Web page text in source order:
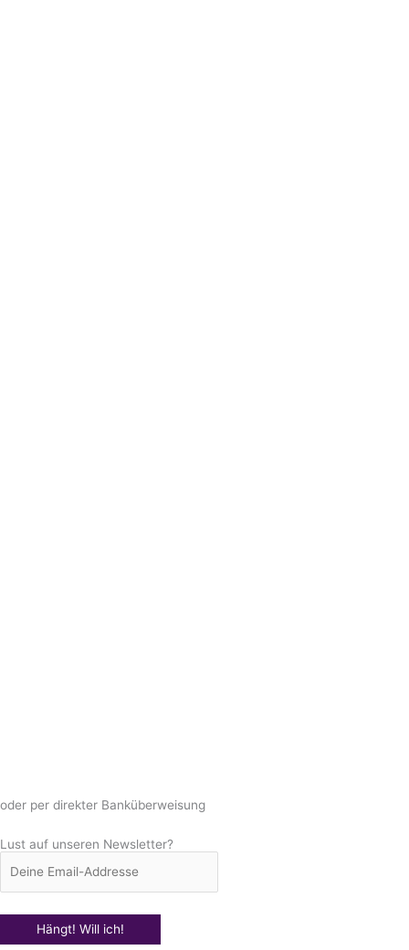
oder per direkter Banküberweisung
Lust auf unseren Newsletter?